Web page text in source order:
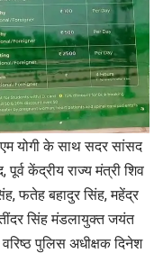
योगी के साथ सदर सांसद
केंद्रीय राज्य मंत्री शिव
फतेह बहादुर सिंह, महेंद्र
सिंह मंडलायुक्त जयंत
पुलिस अधीक्षक दिनेश